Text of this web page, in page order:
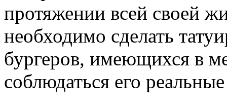
протяжении всей своей
необходимо сделать
бургеров, имеющихся в
соблюдаться его